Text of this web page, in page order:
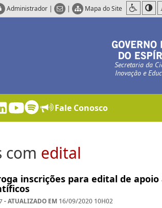
Administrador | | Mapa do Site
Secretaria da
Inovação e
Fale Conosco
com edital
inscrições para edital de apoio
- ATUALIZADO EM 16/09/2020 10H02